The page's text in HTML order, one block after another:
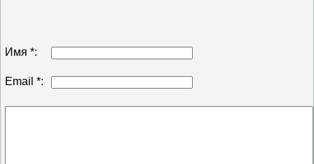
Имя *:
Email *: